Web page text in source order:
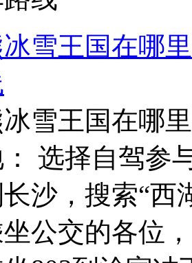
雪王国在哪
雪王国在哪
： 选择自驾参
沙，搜索“西
公交的各位